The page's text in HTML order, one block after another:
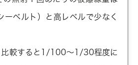
ベルト）と高レベルで少なく
比較すると1/100～1/30程度に